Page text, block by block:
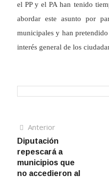
el PP y el PA han tenido
abordar este asunto por
municipales y han
interés general de los
Navegación
de
entradas
AnteriorArtículo
anterior
Diputación
repescará a
municipios que
no accedieron al